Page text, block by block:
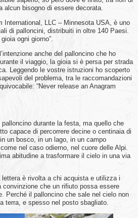
alcun bisogno di essere decorata.
International, LLC – Minnesota USA, è uno
di palloncini, distribuiti in oltre 140 Paesi.
ogni giorno”.
anche del palloncino che ho
il viaggio, la gioia si è persa per strada
Leggendo le vostre istruzioni ho scoperto
del problema, tra le raccomandazioni
“Never release an Anagram
durante la festa, ma quello che
capace di percorrere decine o centinaia di
un bosco, in un lago, in un campo
nel caso odierno, nel cuore delle Alpi.
abitudine a trasformare il cielo in una via
è rivolta a chi acquista e utilizza i
che un rifiuto possa essere
Perché il palloncino che sale nel cielo non
terra, e spesso nel posto sbagliato.